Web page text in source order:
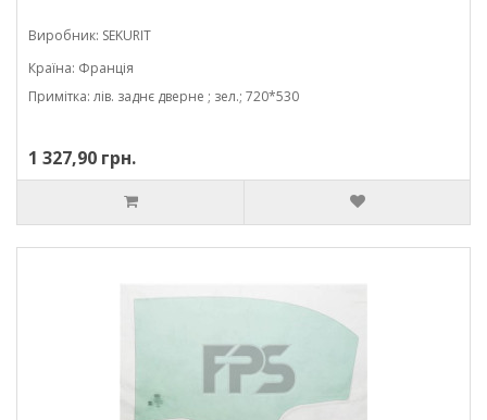
Виробник: SEKURIT
Країна: Франція
Примітка: лів. заднє дверне ; зел.; 720*530
1 327,90 грн.